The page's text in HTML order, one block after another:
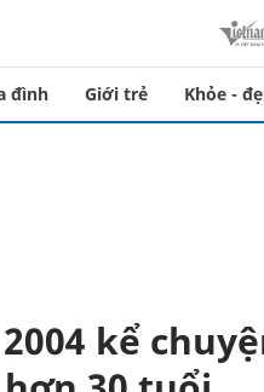
đình Giới trẻ Khỏe -
kể